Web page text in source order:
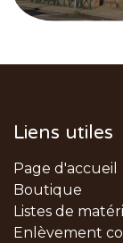
Liens utiles
Page d'accueil
Boutique
Listes de
Enlèvement